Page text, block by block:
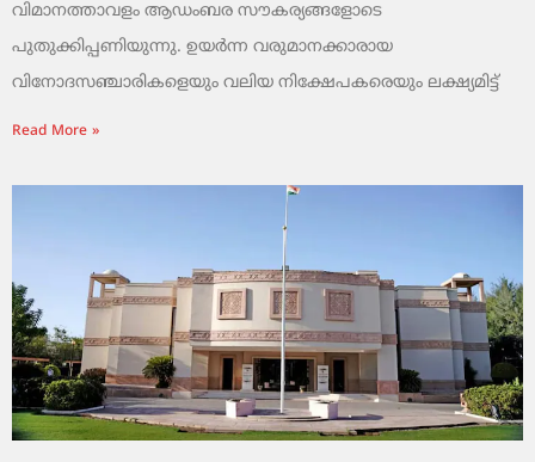
വിമാനത്താവളം ആഡംബര സൗകര്യങ്ങളോടെ
പുതുക്കിപ്പണിയുന്നു. ഉയർന്ന വരുമാനക്കാരായ
വിനോദസഞ്ചാരികളെയും വലിയ നിക്ഷേപകരെയും ലക്ഷ്യമിട്ട്
Read More »